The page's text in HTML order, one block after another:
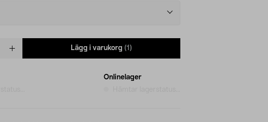
Lägg i varukorg (1)
Onlinelager